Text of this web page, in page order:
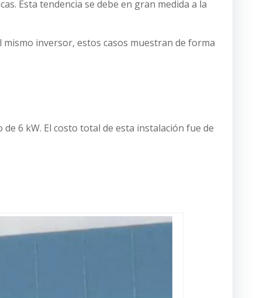
Esta tendencia se debe en gran medida a la
mismo inversor, estos casos muestran de forma
6 kW. El costo total de esta instalación fue de